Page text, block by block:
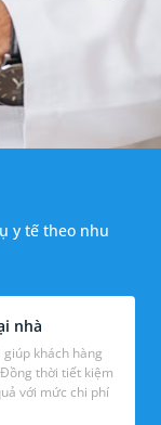
y tế theo nhu
nhà
khách hàng
thời tiết kiệm